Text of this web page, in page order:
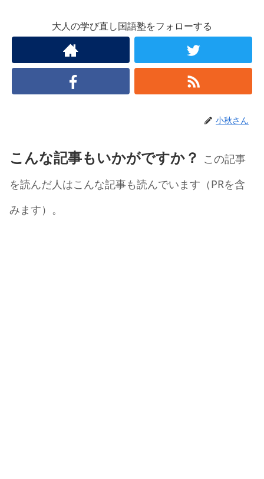
大人の学び直し国語塾をフォローする
小秋さん
こんな記事もいかがですか？ この記事
を読んだ人はこんな記事も読んでいます（PRを含
みます）。